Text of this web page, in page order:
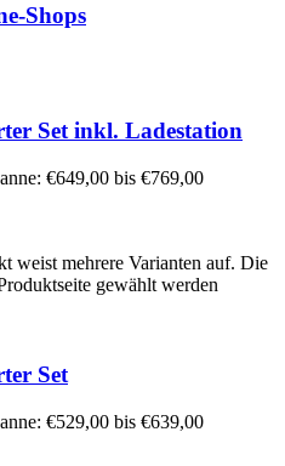
Shops
Set inkl. Ladestation
€649,00 bis €769,00
weist mehrere Varianten auf. Die
gewählt werden
Set
€529,00 bis €639,00